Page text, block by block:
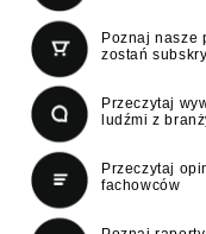
Poznaj nasze
zostań
Przeczytaj
ludźmi z
Przeczytaj
fachowców